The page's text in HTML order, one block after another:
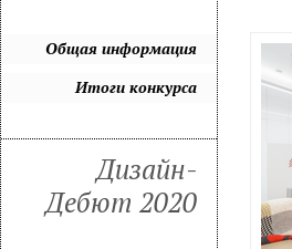
Общая информация
Итоги конкурса
Дизайн-
Дебют 2020